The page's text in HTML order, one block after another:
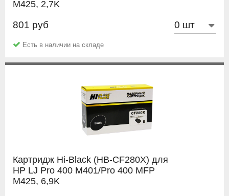
M425, 2,7K
Hi-Black
801 руб
Есть в наличии на складе
Картридж Hi-Black (HB-CF280X) для
HP LJ Pro 400 M401/Pro 400 MFP
M425, 6,9K